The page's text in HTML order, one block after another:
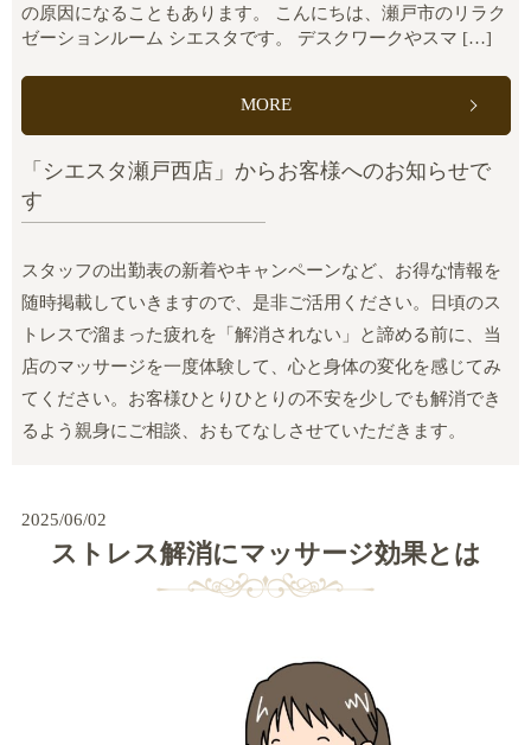
の原因になることもあります。 こんにちは、瀬戸市のリラク
ゼーションルーム シエスタです。 デスクワークやスマ […]
MORE
「シエスタ瀬戸西店」からお客様へのお知らせで
す
スタッフの出勤表の新着やキャンペーンなど、お得な情報を
随時掲載していきますので、是非ご活用ください。日頃のス
トレスで溜まった疲れを「解消されない」と諦める前に、当
店のマッサージを一度体験して、心と身体の変化を感じてみ
てください。お客様ひとりひとりの不安を少しでも解消でき
るよう親身にご相談、おもてなしさせていただきます。
2025/06/02
ストレス解消にマッサージ効果とは